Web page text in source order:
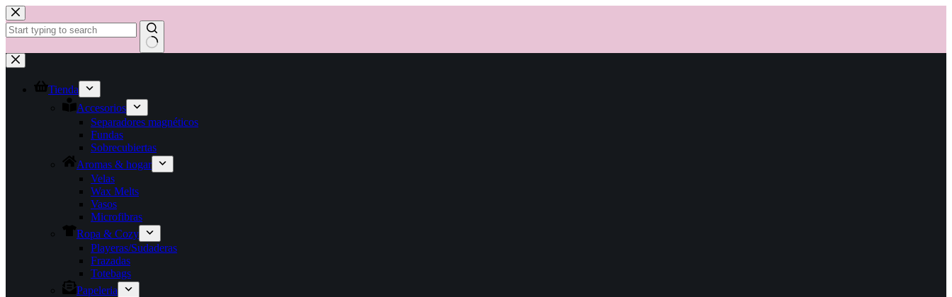
Saltar
al
contenido
No
results
Tienda
Accesorios
Separadores magnéticos
Fundas
Sobrecubiertas
Aromas & hogar
Velas
Wax Melts
Vasos
Microfibras
Ropa & Cozy
Playeras/Sudaderas
Frazadas
Totebags
Papeleria